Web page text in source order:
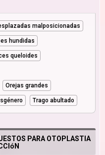
malposicionadas
hundidas
queloides
Orejas grandes
Trago abultado
PARA OTOPLASTIA